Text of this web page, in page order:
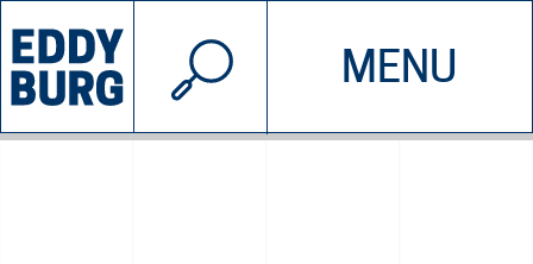
MENU
INIZIATIVE CHI SIAMO
© 2026 EDDYBURG